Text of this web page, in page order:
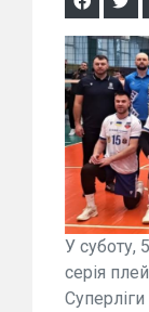
У суботу,
серія